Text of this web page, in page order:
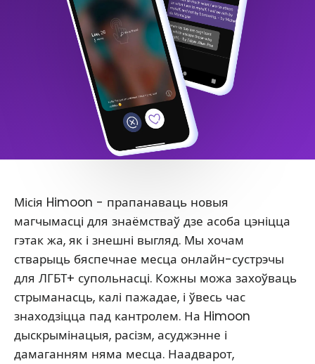
Місія Himoon - прапанаваць новыя
магчымасці для знаёмстваў дзе асоба цэніцца
гэтак жа, як і знешні выгляд. Мы хочам
стварыць бяспечнае месца онлайн-сустрэчы
для ЛГБТ+ супольнасці. Кожны можа захоўваць
стрыманасць, калі пажадае, і ўвесь час
знаходзіцца пад кантролем. На Himoon
дыскрымінацыя, расізм, асуджэнне і
дамаганням няма месца. Наадварот,